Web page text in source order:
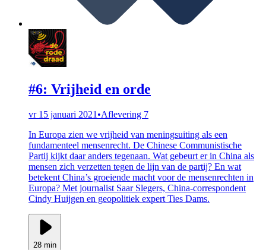
#6: Vrijheid en orde
vr 15 januari 2021 •Aflevering 7
In Europa zien we vrijheid van meningsuiting als een
fundamenteel mensenrecht. De Chinese Communistische
Partij kijkt daar anders tegenaan. Wat gebeurt er in China als
mensen zich verzetten tegen de lijn van de partij? En wat
betekent China’s groeiende macht voor de mensenrechten in
Europa? Met journalist Saar Slegers, China-correspondent
Cindy Huijgen en geopolitiek expert Ties Dams.
28 min